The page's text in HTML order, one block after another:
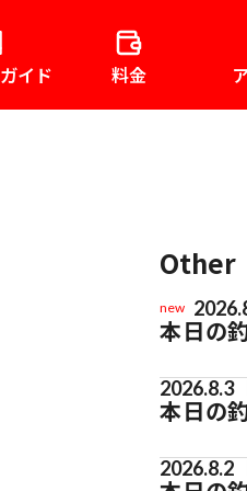
イド 料金
Other
new
本日の
2026.8.3
本日の
2026.8.2